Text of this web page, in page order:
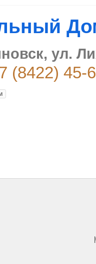
ул.
(8422) 45-